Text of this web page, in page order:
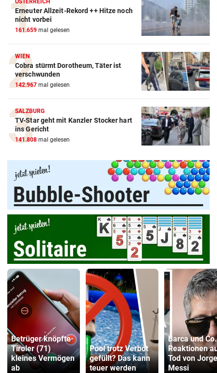
Erneuter Allzeit-Rekord ++ Hitze noch
nicht vorbei
161.659 mal gelesen
WIEN
Cobra stürmt Dorotheum, Täter ist
verschwunden
142.967 mal gelesen
SALZBURG
TV-Star geht mit Kanzler Stocker hart
ins Gericht
141.808 mal gelesen
Betrüger knöpfte
Tiroler (71)
kleines Vermögen
ab
Pool trotz Verbot
gefüllt? Das kann
teuer werden
Barca und
Reaktionen
Tod von Jorge
Messi